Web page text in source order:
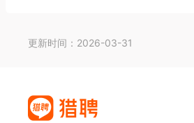
更新时间：2026-03-31